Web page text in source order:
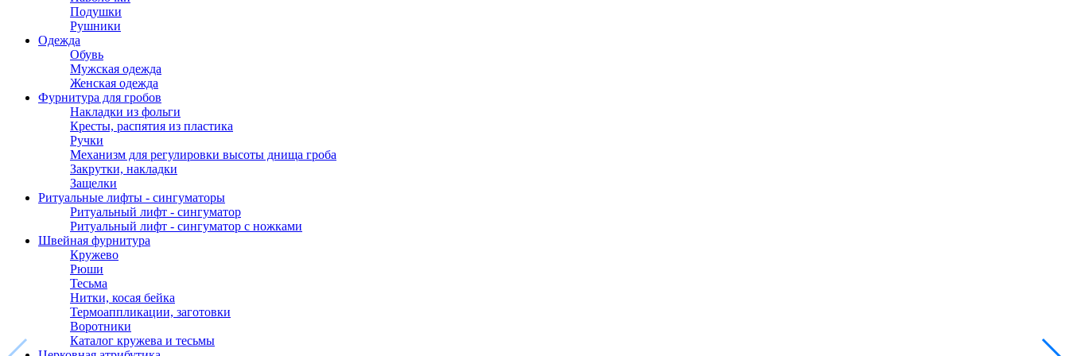
Подушки
Рушники
Одежда
Обувь
Мужская одежда
Женская одежда
Фурнитура для гробов
Накладки из фольги
Кресты, распятия из пластика
Ручки
Механизм для регулировки высоты днища гроба
Закрутки, накладки
Защелки
Ритуальные лифты - сингуматоры
Ритуальный лифт - сингуматор
Ритуальный лифт - сингуматор с ножками
Швейная фурнитура
Кружево
Рюши
Тесьма
Нитки, косая бейка
Термоаппликации, заготовки
Воротники
Каталог кружева и тесьмы